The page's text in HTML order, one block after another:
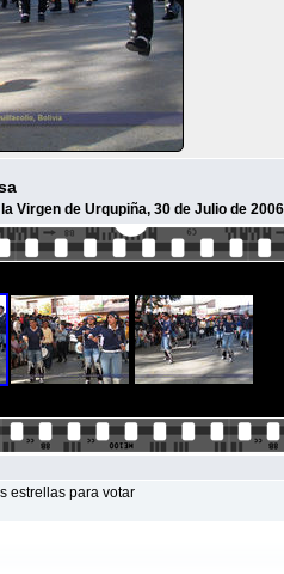
Virgen de Urqupiña, 30 de Julio de 2006
estrellas para votar